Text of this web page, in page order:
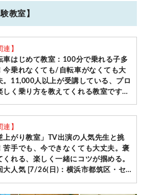
教室】
連】
車はじめて教室：100分で乗れる子多
今乗れなくても/自転車がなくても大
。11,000人以上が受講している、プロ
しく乗り方を教えてくれる教室です
週土日＠横浜・神奈川10会場 先着受
連】
上がり教室」TV出演の人気先生と挑
苦手でも、今できなくても大丈夫。褒
くれる、楽しく一緒にコツが掴める。
大人気 [7/26(日)：横浜市都筑区・セ
ー南]